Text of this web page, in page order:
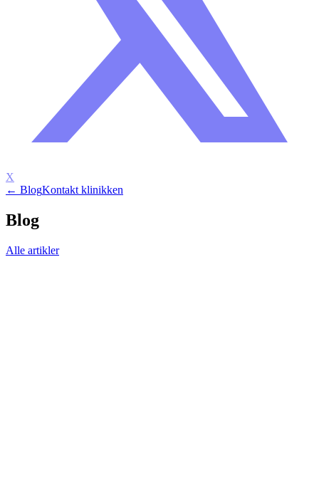
X
← BlogKontakt klinikken
Blog
Alle artikler